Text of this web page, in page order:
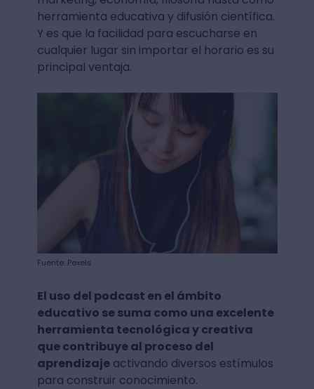
herramienta educativa y difusión científica.
Y es que la facilidad para escucharse en
cualquier lugar sin importar el horario es su
principal ventaja.
Fuente: Pexels
El uso del podcast en el ámbito
educativo se suma como una excelente
herramienta tecnológica y creativa
que contribuye al proceso del
aprendizajeactivando diversos estímulos
para construir conocimiento.